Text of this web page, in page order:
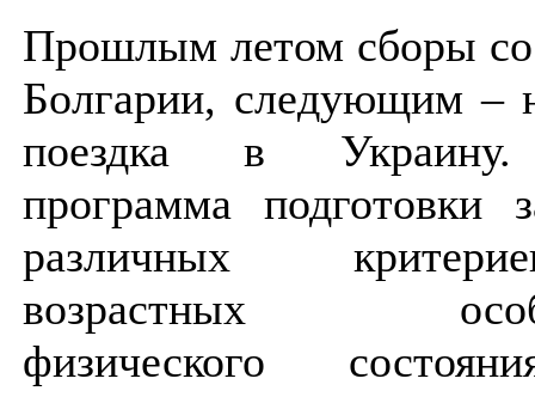
Прошлым летом сборы
Болгарии, следующим –
поездка в
программа подготовки
различных
возрастных
физического